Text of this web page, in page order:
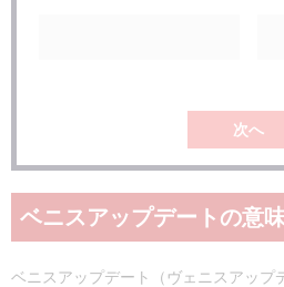
次へ
ベニスアップデートの意
ベニスアップデート（ヴェニスアップ